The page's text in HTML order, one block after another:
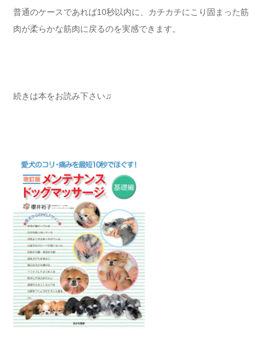
普通のケースであれば10秒以内に、カチカチにこり固まった筋
肉が柔らかな筋肉に戻るのを実感できます。
続きは本をお読み下さい♫